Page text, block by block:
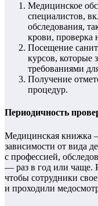
Медицинское
специалистов,
обследования,
крови, проверка
Посещение
курсов, которые
требованиями
Получение
процедур.
Периодичность
Медицинская книжка
зависимости от вида
с профессией,
— раз в год или чаще.
чтобы сотрудники
и проходили